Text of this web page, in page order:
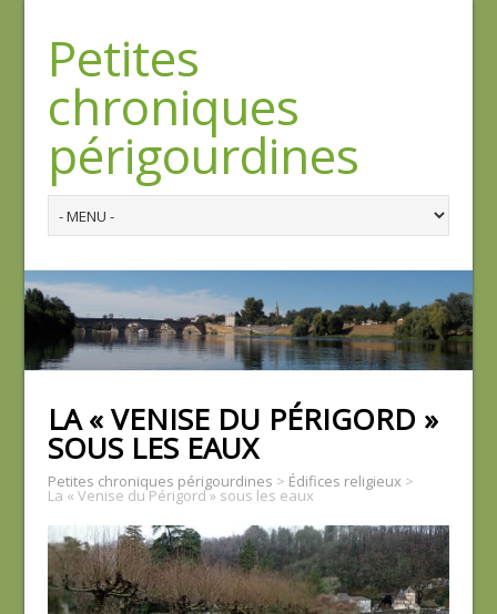
Petites
chroniques
périgourdines
LA « VENISE DU PÉRIGORD »
SOUS LES EAUX
Petites chroniques périgourdines > Édifices religieux >
La « Venise du Périgord » sous les eaux